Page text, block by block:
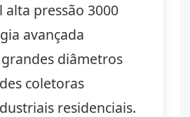
pressão 3000
avançada
diâmetros
coletoras
residenciais.